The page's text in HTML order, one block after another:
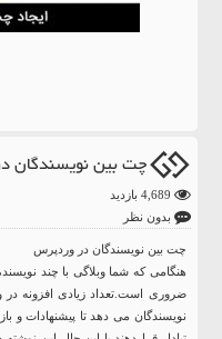
چت بین نویسندگان
بدون نظر
چت بین نویسندگان در وردپرس
هنگامی که شما وبلاگی با چند
ضروری است.تعداد زیادی افزونه
نویسندگان می دهد تا پیشنهادات و